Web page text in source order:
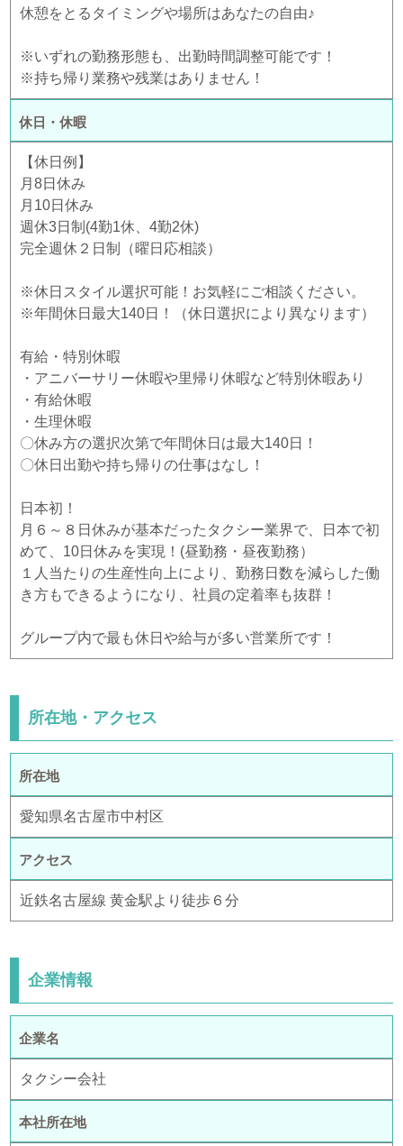
休憩をとるタイミングや場所はあなたの自由♪
※いずれの勤務形態も、出勤時間調整可能です！
※持ち帰り業務や残業はありません！
休日・休暇
【休日例】
月8日休み
月10日休み
週休3日制(4勤1休、4勤2休)
完全週休２日制（曜日応相談）
※休日スタイル選択可能！お気軽にご相談ください。
※年間休日最大140日！（休日選択により異なります）
有給・特別休暇
・アニバーサリー休暇や里帰り休暇など特別休暇あり
・有給休暇
・生理休暇
〇休み方の選択次第で年間休日は最大140日！
〇休日出勤や持ち帰りの仕事はなし！
日本初！
月６～８日休みが基本だったタクシー業界で、日本で初
めて、10日休みを実現！(昼勤務・昼夜勤務）
１人当たりの生産性向上により、勤務日数を減らした働
き方もできるようになり、社員の定着率も抜群！
グループ内で最も休日や給与が多い営業所です！
所在地・アクセス
所在地
愛知県名古屋市中村区
アクセス
近鉄名古屋線 黄金駅より徒歩６分
企業情報
企業名
タクシー会社
本社所在地